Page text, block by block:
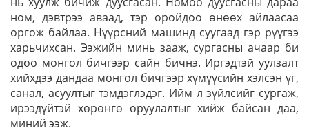
ном, дэвтрээ аваад, тэр оройдоо өнөөх айлаасаа
оргож байлаа. Нүүрсний машинд суугаад гэр рүүгээ
харьчихсан. Ээжийн минь зааж, сургасны ачаар би
одоо монгол бичгээр сайн бичнэ. Иргэдтэй уулзалт
хийхдээ дандаа монгол бичгээр хүмүүсийн хэлсэн үг,
санал, асуултыг тэмдэглэдэг. Ийм л зүйлсийг сургаж,
ирээдүйтэй хөрөнгө оруулалтыг хийж байсан даа,
миний ээж.